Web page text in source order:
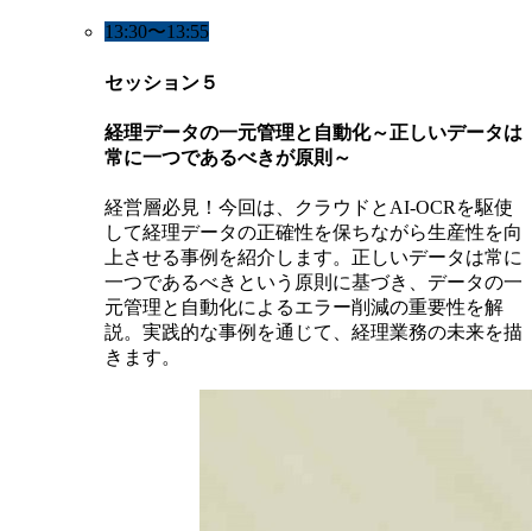
13:30〜13:55
セッション５
経理データの一元管理と自動化～正しいデータは
常に一つであるべきが原則～
経営層必見！今回は、クラウドとAI-OCRを駆使
して経理データの正確性を保ちながら生産性を向
上させる事例を紹介します。正しいデータは常に
一つであるべきという原則に基づき、データの一
元管理と自動化によるエラー削減の重要性を解
説。実践的な事例を通じて、経理業務の未来を描
きます。